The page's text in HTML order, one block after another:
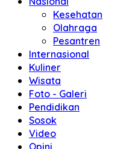
Kesehatan
Olahraga
Pesantren
Internasional
Kuliner
Wisata
Foto - Galeri
Pendidikan
Sosok
Video
Opini